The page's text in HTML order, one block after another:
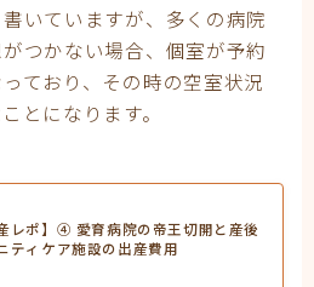
いていますが、多くの病院
つかない場合、個室が予約
ており、その時の空室状況
とになります。
産レポ】④ 愛育病院の帝王切開と産後
ティケア施設の出産費用